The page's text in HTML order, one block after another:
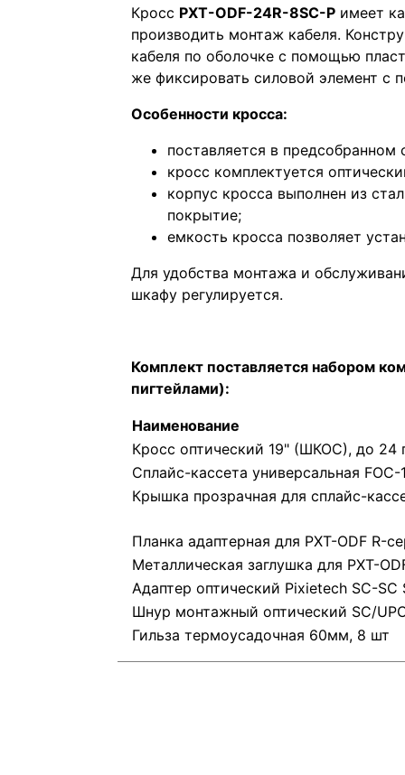
Кросс PXT-ODF-24R-8SC-P имеет
производить монтаж кабеля.
кабеля по оболочке с помощью
же фиксировать силовой элемент
Особенности кросса:
поставляется в предсобранном
кросс комплектуется
корпус кросса выполнен из
покрытие;
емкость кросса позволяет
Для удобства монтажа и
шкафу регулируется.
Комплект поставляется набором
пигтейлами)​:
Наименование
Кросс оптический 19" (ШКОС), до 24
Сплайс-кассета универсальная FOC-
Крышка прозрачная для сплайс-
Планка адаптерная для PXT-ODF R-
Металлическая заглушка для PXT-
Адаптер оптический Pixietech SC-SC
Шнур монтажный оптический SC/
Гильза термоусадочная 60мм, 8 шт